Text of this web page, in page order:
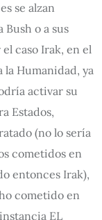
se alzan
o a sus
caso Irak, en el
Humanidad, ya
activar su
Estados,
(no lo sería
cometidos en
entonces Irak),
cometido en
EL